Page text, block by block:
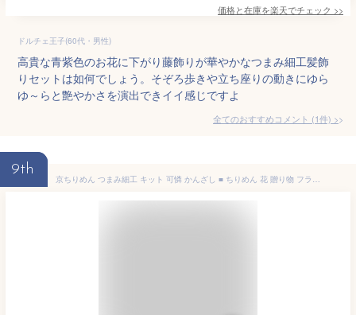
価格と在庫を楽天でチェック >>
ドルチェ王子(60代・男性)
高貴な青紫色のお花に下がり藤飾りが華やかなつまみ細工髪飾
りセットは如何でしょう。そぞろ歩きや立ち座りの動きにゆら
ゆ～らと艶やかさを演出できイイ感じですよ
全てのおすすめコメント (1件) >
9th
京ちりめん つまみ細工 キット 可憐 かんざし ■ ちりめん 花 贈り物 フラワー panami 和 材料 布 ヘアアクセ アクセサリー 髪飾り 成人式 七五三 着物 ひな つまみ 手作り 手芸 ハンドメイド ■